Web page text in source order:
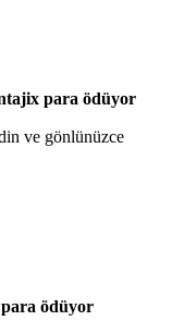
para ödüyor
ve gönlünüzce
ödüyor